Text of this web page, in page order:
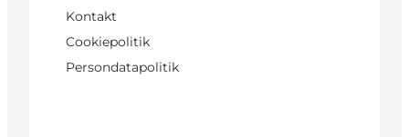
Kontakt
Cookiepolitik
Persondatapolitik